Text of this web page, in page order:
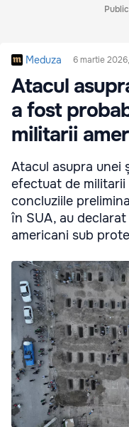
Meduza 6 martie
Atacul
a fost
militarii
Atacul asupra unei
efectuat de militarii
concluziile
în SUA, au
americani sub